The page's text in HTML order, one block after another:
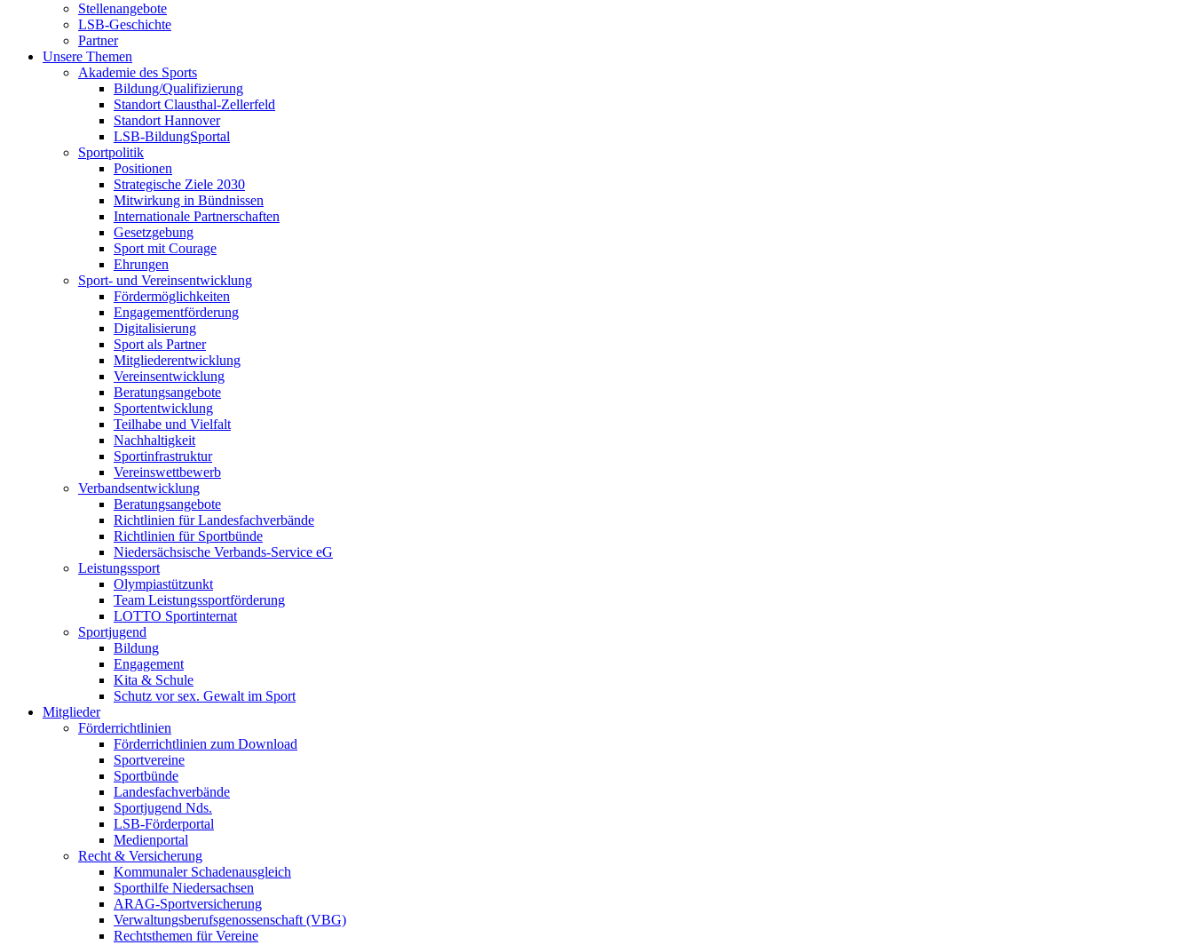
Stellenangebote
LSB-Geschichte
Partner
Unsere Themen
Akademie des Sports
Bildung/Qualifizierung
Standort Clausthal-Zellerfeld
Standort Hannover
LSB-BildungSportal
Sportpolitik
Positionen
Strategische Ziele 2030
Mitwirkung in Bündnissen
Internationale Partnerschaften
Gesetzgebung
Sport mit Courage
Ehrungen
Sport- und Vereinsentwicklung
Fördermöglichkeiten
Engagementförderung
Digitalisierung
Sport als Partner
Mitgliederentwicklung
Vereinsentwicklung
Beratungsangebote
Sportentwicklung
Teilhabe und Vielfalt
Nachhaltigkeit
Sportinfrastruktur
Vereinswettbewerb
Verbandsentwicklung
Beratungsangebote
Richtlinien für Landesfachverbände
Richtlinien für Sportbünde
Niedersächsische Verbands-Service eG
Leistungssport
Olympiastützunkt
Team Leistungssportförderung
LOTTO Sportinternat
Sportjugend
Bildung
Engagement
Kita & Schule
Schutz vor sex. Gewalt im Sport
Mitglieder
Förderrichtlinien
Förderrichtlinien zum Download
Sportvereine
Sportbünde
Landesfachverbände
Sportjugend Nds.
LSB-Förderportal
Medienportal
Recht & Versicherung
Kommunaler Schadenausgleich
Sporthilfe Niedersachsen
ARAG-Sportversicherung
Verwaltungsberufsgenossenschaft (VBG)
Rechtsthemen für Vereine